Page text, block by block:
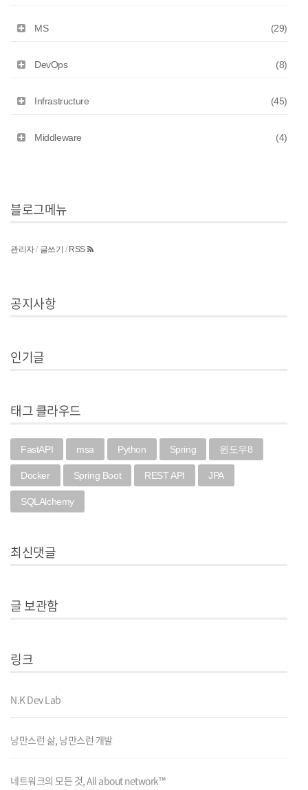
MS (29)
DevOps (8)
Infrastructure (45)
Middleware (4)
블로그메뉴
관리자/ 글쓰기 / RSS
공지사항
인기글
태그 클라우드
FastAPI msa Python Spring 윈도우8
Docker Spring Boot REST API JPA
SQLAlchemy
최신댓글
글 보관함
링크
N.K Dev Lab
낭만스런 삶, 낭만스런 개발
네트워크의 모든 것, All about network™